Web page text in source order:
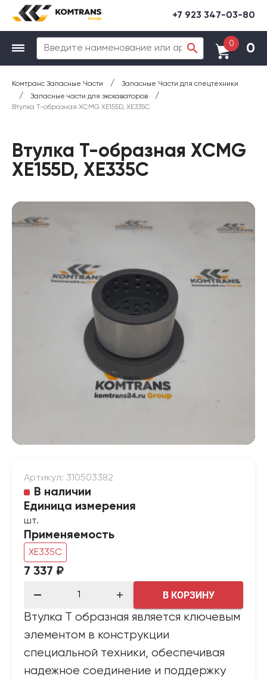
+7 923 347-03-80
0 0
Комтранс Запасные Части / Запасные Части для спецтехники
/ Запасные части для экскаваторов /
Втулка Т-образная XCMG XE155D, XE335C
Втулка Т-образная XCMG
XE155D, XE335C
Артикул: 310503382
В наличии
Единица измерения
шт.
Применяемость
XE335C
7 337 ₽
В КОРЗИНУ
Втулка Т образная является ключевым
элементом в конструкции
специальной техники, обеспечивая
надежное соединение и поддержку